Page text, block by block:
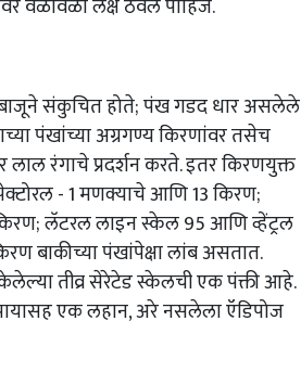
वेळोवेळी लक्ष ठेवले पाहिजे.
संकुचित होते; पंख गडद धार असलेले
पंखांच्या अग्रगण्य किरणांवर तसेच
लाल रंगाचे प्रदर्शन करते. इतर किरणयुक्त
- 1 मणक्याचे आणि 13 किरण;
लॅटरल लाइन स्केल 95 आणि व्हेंट्रल
बाकीच्या पंखांपेक्षा लांब असतात.
केलेल्या तीव्र सेरेटेड स्केलची एक पंक्ती आहे.
एक लहान, अरे नसलेला ऍडिपोज